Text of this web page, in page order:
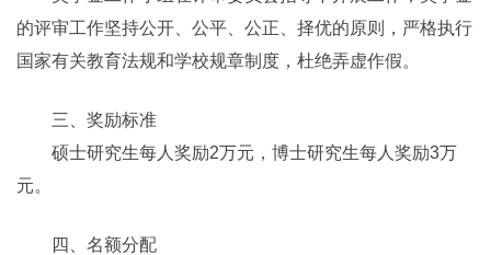
的评审工作坚持公开、公平、公正、择优的原则，严格执行
国家有关教育法规和学校规章制度，杜绝弄虚作假。
三、奖励标准
硕士研究生每人奖励2万元，博士研究生每人奖励3万
元。
四、名额分配